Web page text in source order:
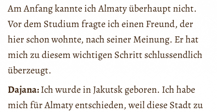
Am Anfang kannte ich Almaty überhaupt nicht.
Vor dem Studium fragte ich einen Freund, der
hier schon wohnte, nach seiner Meinung. Er hat
mich zu diesem wichtigen Schritt schlussendlich
überzeugt.
Dajana:Ich wurde in Jakutsk geboren. Ich habe
mich für Almaty entschieden, weil diese Stadt zu